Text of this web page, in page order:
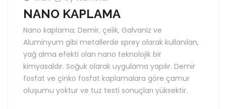
NANO KAPLAMA
Nano kaplama; Demir, çelik, Galvaniz ve
Aluminyum gibi metallerde sprey olarak kullanılan,
yağ alma efekti olan nano teknolojik bir
kimyasaldır. Soğuk olarak uygulama yapılır. Demir
fosfat ve çinko fosfat kaplamalara göre çamur
oluşumu yoktur ve tuz testi sonuçları yüksektir.